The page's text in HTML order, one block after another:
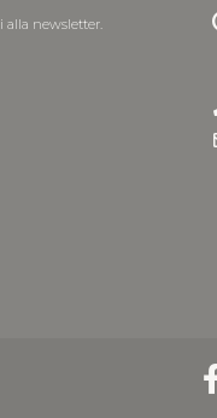
alla newsletter.